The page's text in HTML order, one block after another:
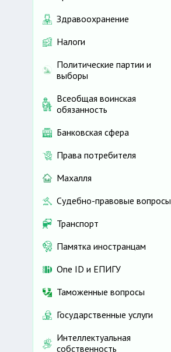
Здравоохранение
Налоги
Политические партии и
выборы
Всеобщая воинская
обязанность
Банковская сфера
Права потребителя
Махалля
Судебно-правовые вопросы
Транспорт
Памятка иностранцам
One ID и ЕПИГУ
Таможенные вопросы
Государственные услуги
Интеллектуальная
собственность